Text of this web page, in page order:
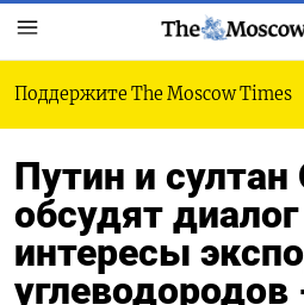
Поддержите The Moscow Times
Путин и
обсудят
интересы